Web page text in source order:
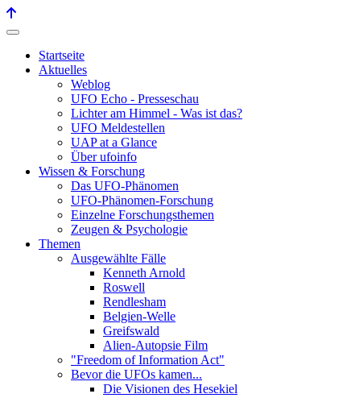
Startseite
Aktuelles
Weblog
UFO Echo - Presseschau
Lichter am Himmel - Was ist das?
UFO Meldestellen
UAP at a Glance
Über ufoinfo
Wissen & Forschung
Das UFO-Phänomen
UFO-Phänomen-Forschung
Einzelne Forschungsthemen
Zeugen & Psychologie
Themen
Ausgewählte Fälle
Kenneth Arnold
Roswell
Rendlesham
Belgien-Welle
Greifswald
Alien-Autopsie Film
"Freedom of Information Act"
Bevor die UFOs kamen...
Die Visionen des Hesekiel